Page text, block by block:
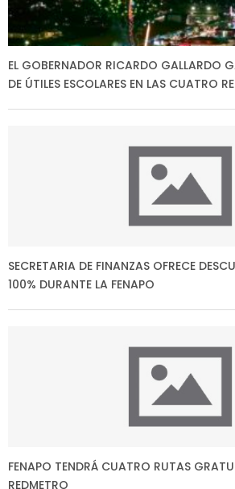
EL GOBERNADOR RICARDO GALLARDO
DE ÚTILES ESCOLARES EN LAS CUATRO
SECRETARIA DE FINANZAS OFRECE
100% DURANTE LA FENAPO
FENAPO TENDRÁ CUATRO RUTAS
REDMETRO